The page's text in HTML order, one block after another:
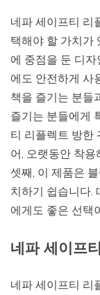
네파 세이프티 리
택해야 할 가치가
에 중점을 둔 디
에도 안전하게 사
책을 즐기는 분들
즐기는 분들에게
티 리플렉트 방한
어, 오랫동안 착
셋째, 이 제품은
치하기 쉽습니다.
에게도 좋은 선택
네파 세이프
네파 세이프티 리